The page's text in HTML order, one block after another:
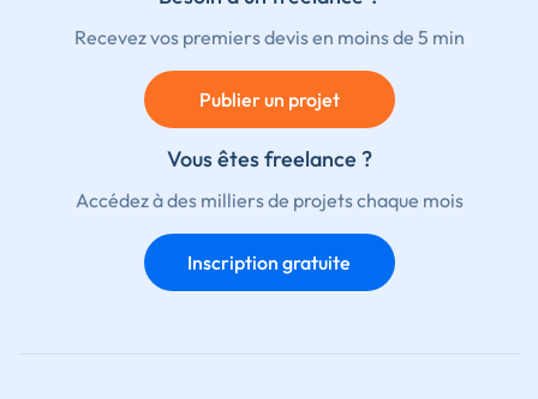
Recevez vos premiers devis en moins de 5 min
Publier un projet
Vous êtes freelance ?
Accédez à des milliers de projets chaque mois
Inscription gratuite